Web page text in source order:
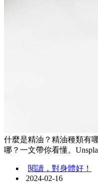
什麼是精油？精油種類有
哪？一文帶你看懂。
閱讀，對身體好！
2024-02-16